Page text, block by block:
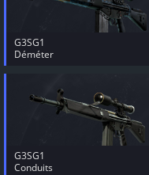
G3SG1
Déméter
G3SG1
Conduits